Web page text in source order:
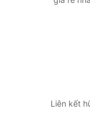
Liên kết